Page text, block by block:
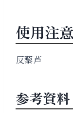
使用注意
反藜芦
参考資料